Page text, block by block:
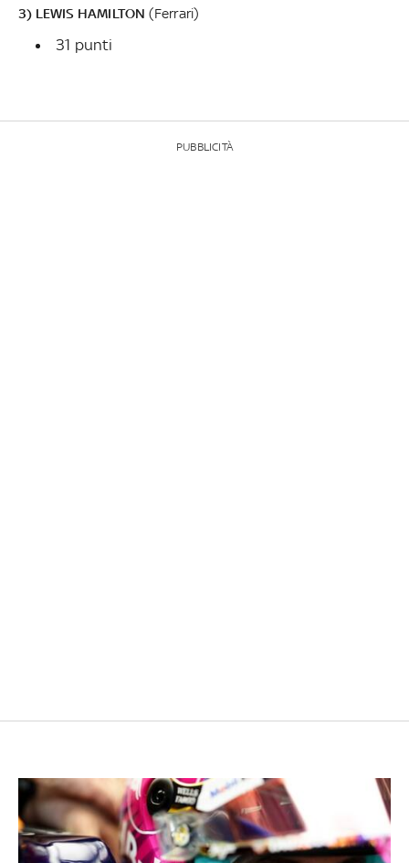
3) LEWIS HAMILTON (Ferrari)
31 punti
PUBBLICITÀ